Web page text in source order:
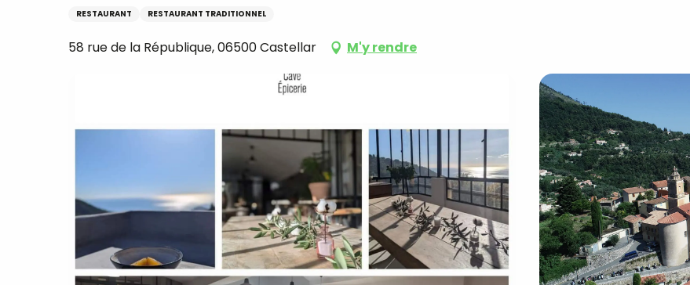
RESTAURANT RESTAURANT TRADITIONNEL
58 rue de la République, 06500 Castellar M'y rendre